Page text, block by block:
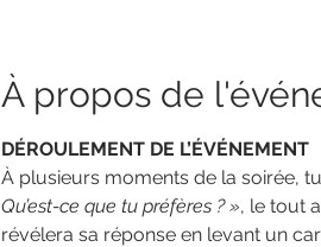
À propos de
DÉROULEMENT DE L’ÉVÉNEMENT
À plusieurs moments de la soirée,
Qu’est-ce que tu préfères ? », le tout
révélera sa réponse en levant un